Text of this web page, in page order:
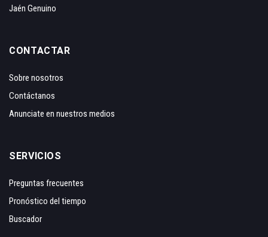
Jaén Genuino
CONTACTAR
Sobre nosotros
Contáctanos
Anunciate en nuestros medios
SERVICIOS
Preguntas frecuentes
Pronóstico del tiempo
Buscador